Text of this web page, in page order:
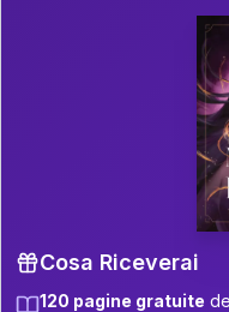
Il libro è in fase di
per
P.S.
Scorri
Cosa Riceverai
120 pagine gratuite